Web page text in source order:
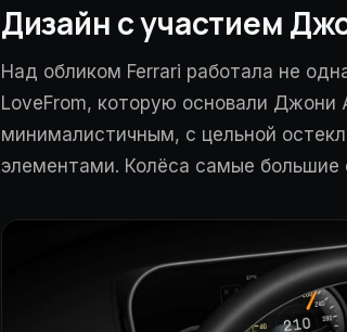
Дизайн с участием
Над обликом Ferrari работала не
LoveFrom, которую основали
минималистичным, с цельной
элементами. Колёса самые